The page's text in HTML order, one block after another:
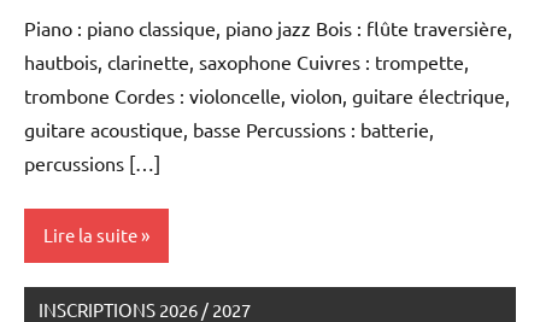
Piano : piano classique, piano jazz Bois : flûte traversière,
hautbois, clarinette, saxophone Cuivres : trompette,
trombone Cordes : violoncelle, violon, guitare électrique,
guitare acoustique, basse Percussions : batterie,
percussions […]
Lire la suite
enseignement
INSCRIPTIONS 2026 / 2027